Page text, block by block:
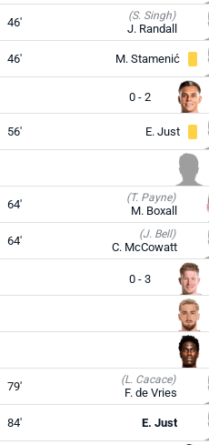
46' (S. Singh)
J. Randall
46' M. Stamenić
0 - 2
56' E. Just
64' (T. Payne)
M. Boxall
64' (J. Bell)
C. McCowatt
0 - 3
79' (L. Cacace)
F. de Vries
84' E. Just